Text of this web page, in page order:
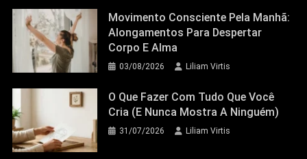
Movimento Consciente Pela Manhã:
Alongamentos Para Despertar
Corpo E Alma
03/08/2026 Liliam Virtis
O Que Fazer Com Tudo Que Você
Cria (e Nunca Mostra A Ninguém)
31/07/2026 Liliam Virtis